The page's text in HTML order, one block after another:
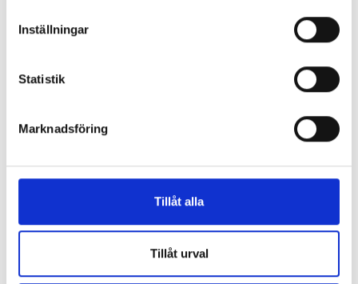
Inställningar
Statistik
Marknadsföring
Tillåt alla
Tillåt urval
SuomiAreenan verkkosivut (suomiareena.fi)
Satakunta sysselsättningsområde